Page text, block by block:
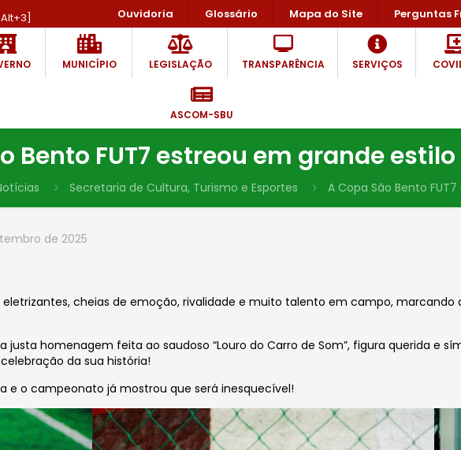
Ouvidoria Glossário Mapa do Site Perguntas
MUNICÍPIO LEGISLAÇÃO TRANSPARÊNCIA SERVIÇOS
ASCOM-SBU
Bento FUT7 estreou em grande
Secretaria de Cultura, Turismo e Esportes A Copa São Bento
de 2025
cheias de emoção, rivalidade e muito talento em campo,
homenagem feita ao saudoso “Louro do Carro de Som”, figura querida e
da sua história!
e o campeonato já mostrou que será inesquecível!